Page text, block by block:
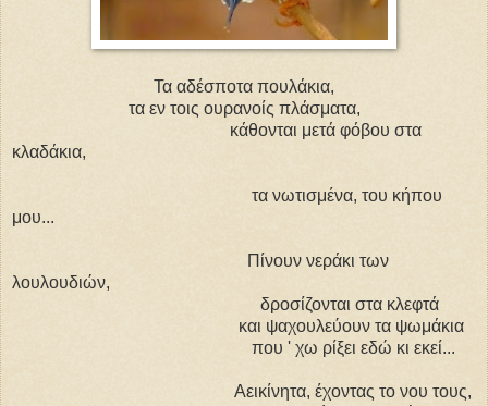
Τα αδέσποτα πουλάκια,
τα εν τοις ουρανοίς πλάσματα,
κάθονται μετά φόβου στα
κλαδάκια,
τα νωτισμένα, του κήπου
μου...
Πίνουν νεράκι των
λουλουδιών,
δροσίζονται στα κλεφτά
και ψαχουλεύουν τα ψωμάκια
που ' χω ρίξει εδώ κι εκεί...
Αεικίνητα, έχοντας το νου τους,